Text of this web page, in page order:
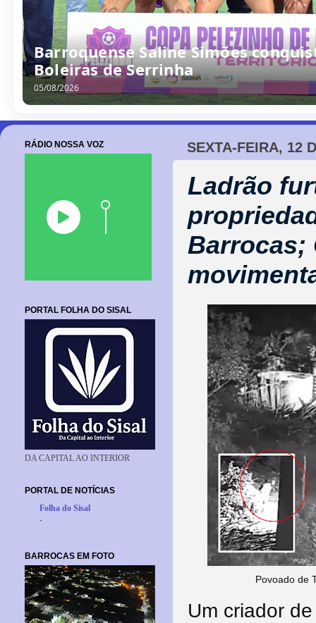
2
0
2
6
SEXTA-FEIRA, 12
Ladrão
Barrocas;
Povoado de
Um criador
RÁDIO NOSSA VOZ
PORTAL FOLHA DO SISAL
DA CAPITAL AO INTERIOR
PORTAL DE NOTÍCIAS
Folha do Sisal
-
BARROCAS EM FOTO